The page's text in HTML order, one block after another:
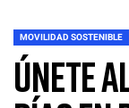
MOVILIDAD SOSTENIBLE
Únete